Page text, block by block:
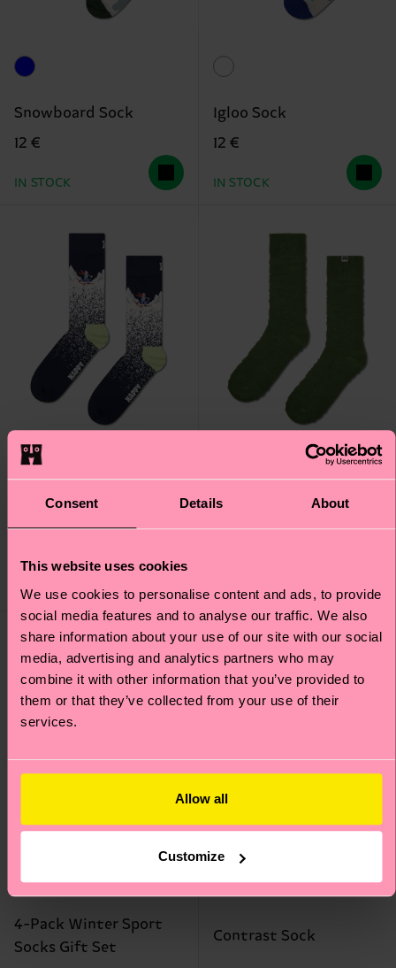
Consent Details About
This website uses cookies
We use cookies to personalise content and ads, to provide
social media features and to analyse our traffic. We also
share information about your use of our site with our social
media, advertising and analytics partners who may
combine it with other information that you’ve provided to
them or that they’ve collected from your use of their
services.
Allow all
Customize
Snowboard Sock
12 €
IN STOCK
Igloo Sock
12 €
IN STOCK
IN STOCK IN STOCK
4-Pack Winter Sport
Socks Gift Set
Contrast Sock